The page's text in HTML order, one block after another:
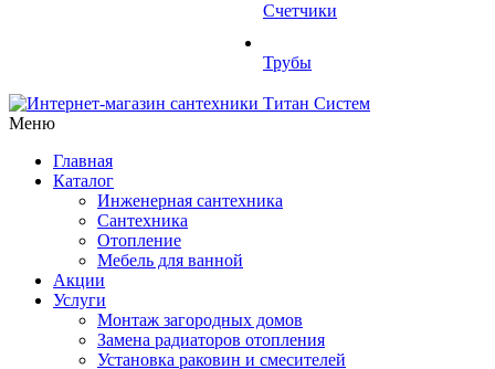
Счетчики
Трубы
Меню
Главная
Каталог
Инженерная сантехника
Сантехника
Отопление
Мебель для ванной
Акции
Услуги
Монтаж загородных домов
Замена радиаторов отопления
Установка раковин и смесителей